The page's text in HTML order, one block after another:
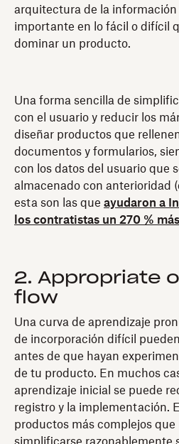
arquitectura de la información
importante en lo fácil o difícil
dominar un producto.
Una forma sencilla de
con el usuario y reducir los
diseñar productos que
documentos y formularios,
con los datos del usuario que
almacenado con anterioridad
esta son las que ayudaron a
los contratistas un 270 %
2. Appropriate
flow
Una curva de aprendizaje
de incorporación difícil
antes de que hayan
de tu producto. En muchos
aprendizaje inicial se puede
registro y la implementación.
productos más complejos que
simplificarse razonablemente